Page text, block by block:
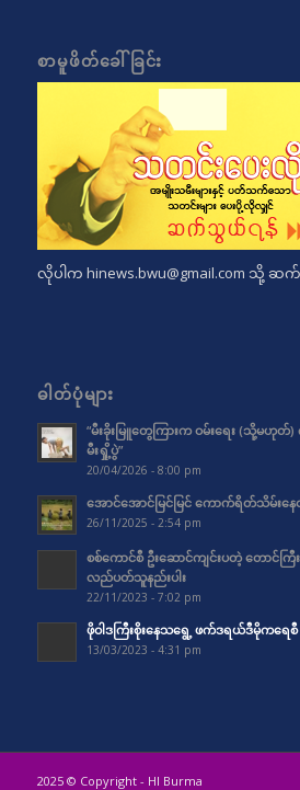
စာမူဖိတ်ခေါ်ခြင်း
လိုပါက hinews.bwu@gmail.com သို့ ဆက်
ဓါတ်ပုံများ
“မီးခိုးမြူတွေကြားက ဝမ်းရေး (သို့မဟု
မီးရှို့ပွဲ”
20/04/2026 - 8:00 pm
အောင်အောင်မြင်မြင် ကောက်ရိတ်သိမ်းန
26/11/2025 - 2:54 pm
စစ်ကောင်စီ ဦးဆောင်ကျင်းပတဲ့ တောင်က
လည်ပတ်သူနည်းပါး
22/11/2023 - 7:02 pm
ဖိုဝါဒကြီးစိုးနေသရွေ့ ဖက်ဒရယ်ဒီမိုကရေ
13/03/2023 - 4:31 pm
2025 © Copyright - HI Burma